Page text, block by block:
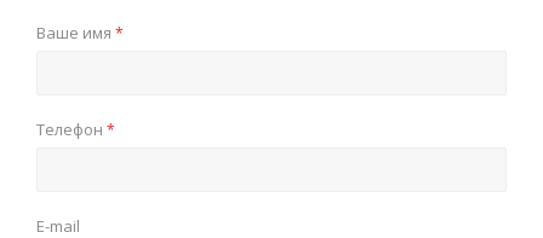
Ваше имя *
Телефон *
E-mail